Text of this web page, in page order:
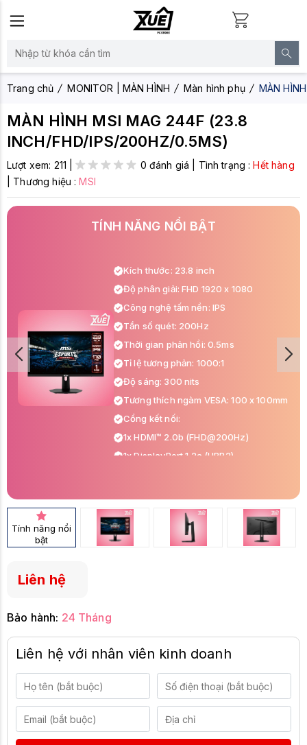
Trang chủ MONITOR | MÀN HÌNH Màn hình phụ MÀN
MÀN HÌNH MSI MAG 244F (23.8
INCH/FHD/IPS/200HZ/0.5MS)
Lượt xem: 211 | 0 đánh giá Tình trạng :Hết hàng
Thương hiệu :MSI
TÍNH NĂNG NỔI BẬT
Kích thước: 23.8 inch
Độ phân giải: FHD 1920 x 1080
Công nghệ tấm nền: IPS
Tần số quét: 200Hz
Thời gian phản hồi: 0.5ms
Tỉ lệ tương phản: 1000:1
Độ sáng: 300 nits
Tương thích ngàm VESA: 100 x 100mm
Cổng kết nối:
1x HDMI™ 2.0b (FHD@200Hz)
1x DisplayPort 1.2a (HBR2)
Tính năng nổi
bật
Liên hệ
Bảo hành: 24 Tháng
Liên hệ với nhân viên kinh doanh